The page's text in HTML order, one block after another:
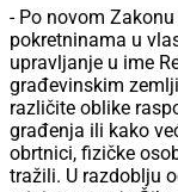
- Po novom
pokretninama u
upravljanje u ime
građevinskim
različite oblike
građenja ili kako
obrtnici, fizičke
tražili. U razdoblju